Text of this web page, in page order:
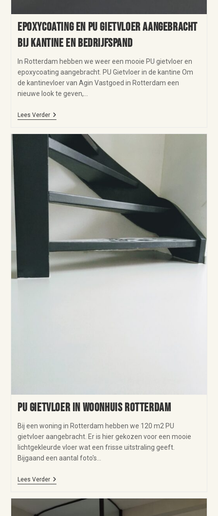
Epoxycoating en PU gietvloer aangebracht
bij kantine en bedrijfspand
In Rotterdam hebben we weer een mooie PU gietvloer en
epoxycoating aangebracht. PU Gietvloer in de kantine Om
de kantinevloer van Agin Vastgoed in Rotterdam een
nieuwe look te geven,…
Lees Verder
PU gietvloer in woonhuis Rotterdam
Bij een woning in Rotterdam hebben we 120 m2 PU
gietvloer aangebracht. Er is hier gekozen voor een mooie
lichtgekleurde vloer wat een frisse uitstraling geeft.
Bijgaand een aantal foto's…
Lees Verder